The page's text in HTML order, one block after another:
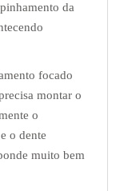
da
focado
montar o
o
o dente
muito bem